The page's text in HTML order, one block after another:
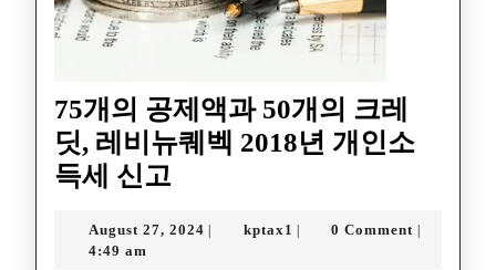
75개의 공제액과 50개의 크레
딧, 레비뉴퀘벡 2018년 개인소
득세 신고
August 27, 2024 | kptax1 | 0 Comment |
4:49 am